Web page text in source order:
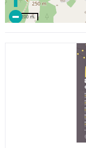
200 m